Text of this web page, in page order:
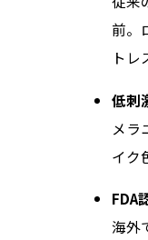
前。
トレ
低刺
メラ
イク
FDA
海外